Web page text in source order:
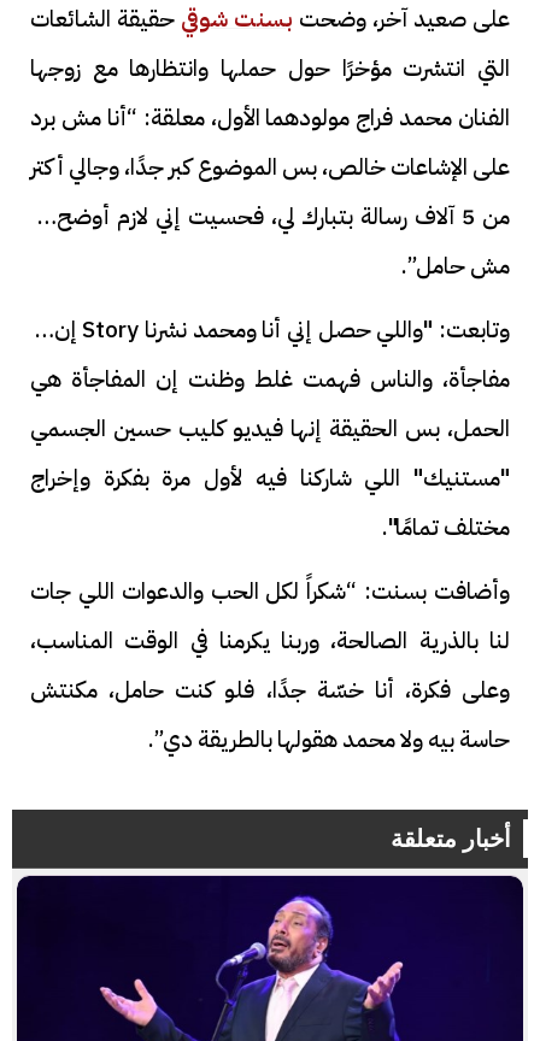
على صعيد آخر، وضحت بسنت شوقي حقيقة الشائعات
التي انتشرت مؤخرًا حول حملها وانتظارها مع زوجها
الفنان محمد فراج مولودهما الأول، معلقة: “أنا مش برد
على الإشاعات خالص، بس الموضوع كبر جدًا، وجالي أكتر
من 5 آلاف رسالة بتبارك لي، فحسيت إني لازم أوضح أنا
مش حامل”.
وتابعت: "واللي حصل إني أنا ومحمد نشرنا Story إن في
مفاجأة، والناس فهمت غلط وظنت إن المفاجأة هي
الحمل، بس الحقيقة إنها فيديو كليب حسين الجسمي
"مستنيك" اللي شاركنا فيه لأول مرة بفكرة وإخراج
مختلف تمامًا".
وأضافت بسنت: “شكراً لكل الحب والدعوات اللي جات
لنا بالذرية الصالحة، وربنا يكرمنا في الوقت المناسب،
وعلى فكرة، أنا خسّة جدًا، فلو كنت حامل، مكنتش
حاسة بيه ولا محمد هقولها بالطريقة دي”.
أخبار متعلقة